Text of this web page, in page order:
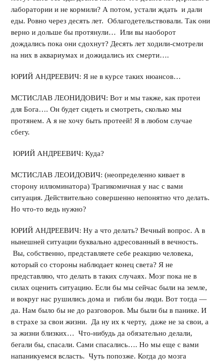
лаборатории и не кормили? А потом, устали ждать и дали
еды. Ровно через десять лет. Облагодетельствовали. Так они
верно и дольше бы протянули… Или вы наоборот
дождались пока они сдохнут? Десять лет ходили-смотрели
на них в аквариумах и дожидались их смерти….
ЮРИЙ АНДРЕЕВИЧ: Я не в курсе таких нюансов…
МСТИСЛАВ ЛЕОНИДОВИЧ: Вот и мы также, как протеи
для Бога…. Он будет сидеть и смотреть, сколько мы
протянем. А я не хочу быть протеей! Я в любом случае
сбегу.
ЮРИЙ АНДРЕЕВИЧ: Куда?
МСТИСЛАВ ЛЕОИДОВИЧ: (неопределенно кивает в
сторону иллюминатора) Трагикомичная у нас с вами
ситуация. Действительно совершенно непонятно что делать.
Но что-то ведь нужно?
ЮРИЙ АНДРЕЕВИЧ: Ну а что делать? Вечный вопрос. А в
нынешней ситуации буквально адресованный в вечность.
Вы, собственно, представляете себе реакцию человека,
который со стороны наблюдает конец света? Я не
представляю, что делать в таких случаях. Мозг пока не в
силах оценить ситуацию. Если бы мы сейчас были на земле,
и вокруг нас рушились дома и гибли бы люди. Вот тогда —
да. Нам было бы не до разговоров. Мы были бы в панике. И
в страхе за свои жизни. Да ну их к черту, даже не за свои, а
за жизни близких… Что-нибудь да обязательно делали,
бегали бы, спасали. Сами спасались…. Но мы еще с вами
напаникуемся всласть. Чуть попозже. Когда до мозга